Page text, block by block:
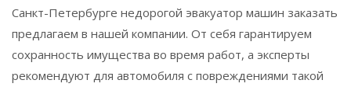
Санкт-Петербурге недорогой эвакуатор машин заказать
предлагаем в нашей компании. От себя гарантируем
сохранность имущества во время работ, а эксперты
рекомендуют для автомобиля с повреждениями такой